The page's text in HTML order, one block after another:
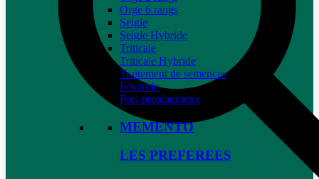
Orge 6 rangs
Seigle
Seigle Hybride
Triticale
Triticale Hybride
Traitement de semences
Féverole
Pois protéagineux
MEMENTO
LES PREFEREES